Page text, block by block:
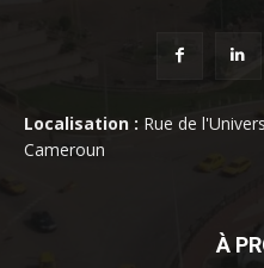
Localisation : Rue de
Cameroun
À